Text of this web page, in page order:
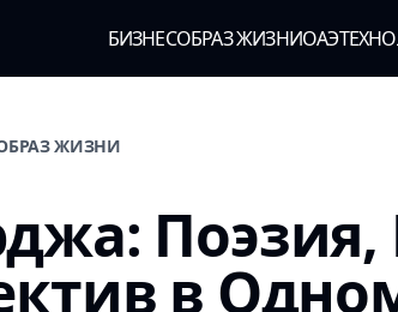
БИЗНЕСОБРАЗ ЖИЗНИОАЭ
ЖИЗНИ
Поэзия,
в